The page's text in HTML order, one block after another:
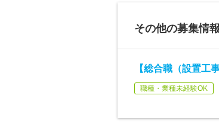
その他の募集情報
【総合職（設置工
職種・業種未経験OK